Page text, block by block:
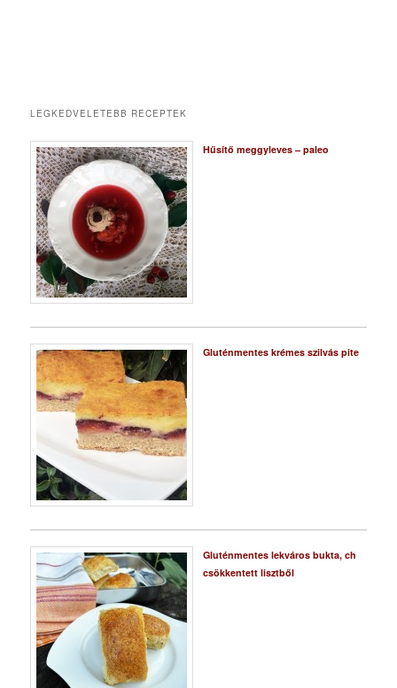
LEGKEDVELETEBB RECEPTEK
Hűsítő meggyleves – paleo
Gluténmentes krémes szilvás pite
Gluténmentes lekváros bukta, ch
csökkentett lisztből